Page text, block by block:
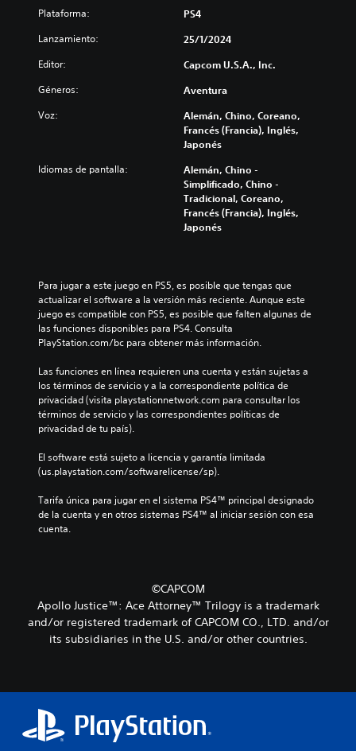
Plataforma: PS4
Lanzamiento: 25/1/2024
Editor: Capcom U.S.A., Inc.
Géneros: Aventura
Voz:
Alemán, Chino, Coreano,
Francés (Francia), Inglés,
Japonés
Idiomas de pantalla:
Alemán, Chino -
Simplificado, Chino -
Tradicional, Coreano,
Francés (Francia), Inglés,
Japonés
Para jugar a este juego en PS5, es posible que tengas que
actualizar el software a la versión más reciente. Aunque este
juego es compatible con PS5, es posible que falten algunas de
las funciones disponibles para PS4. Consulta
PlayStation.com/bc para obtener más información.
Las funciones en línea requieren una cuenta y están sujetas a
los términos de servicio y a la correspondiente política de
privacidad (visita playstationnetwork.com para consultar los
términos de servicio y las correspondientes políticas de
privacidad de tu país).
El software está sujeto a licencia y garantía limitada
(us.playstation.com/softwarelicense/sp).
Tarifa única para jugar en el sistema PS4™ principal designado
de la cuenta y en otros sistemas PS4™ al iniciar sesión con esa
cuenta.
©CAPCOM
Apollo Justice™: Ace Attorney™ Trilogy is a trademark
and/or registered trademark of CAPCOM CO., LTD. and/or
its subsidiaries in the U.S. and/or other countries.